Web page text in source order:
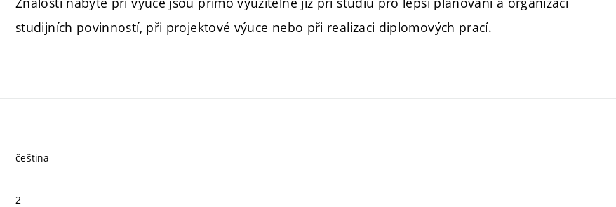
studijních povinností, při projektové výuce nebo při realizaci diplomových prací.
čeština
2